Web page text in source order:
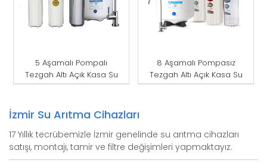
5 Aşamalı Pompalı
Tezgah Altı Açık Kasa Su
Arıtma Cihazı
8 Aşamalı Pompasız
Tezgah Altı Açık Kasa Su
Arıtma Cihazı
İzmir Su Arıtma Cihazları
17 Yıllık tecrübemizle İzmir genelinde su arıtma cihazları
satışı, montajı, tamir ve filtre değişimleri yapmaktayız.